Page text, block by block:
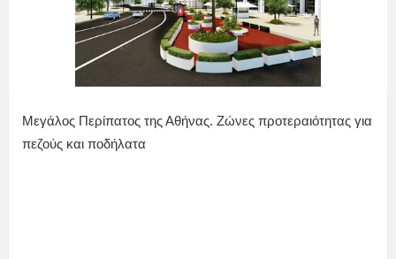
Μεγάλος Περίπατος της Αθήνας. Ζώνες προτεραιότητας για
πεζούς και ποδήλατα